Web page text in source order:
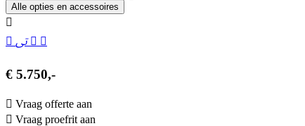
Alle opties en accessoires
€ 5.750,-
Vraag offerte aan
Vraag proefrit aan